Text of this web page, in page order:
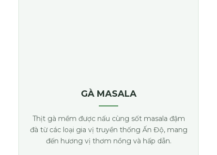
GÀ MASALA
Thịt gà mềm được nấu cùng sốt masala đậm
đà từ các loại gia vị truyền thống Ấn Độ, mang
đến hương vị thơm nồng và hấp dẫn.